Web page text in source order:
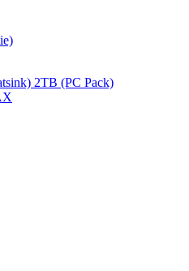
2TB (PC Pack)